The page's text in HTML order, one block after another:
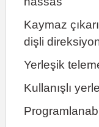
Kaymaz
dişli
Yerleşik
Kullanışlı